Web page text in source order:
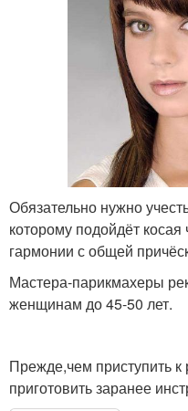
Обязательно нужно
которому подойдёт
гармонии с общей
Мастера-парикмахеры
женщинам до 45-50 лет.
Прежде,чем приступить
приготовить заранее